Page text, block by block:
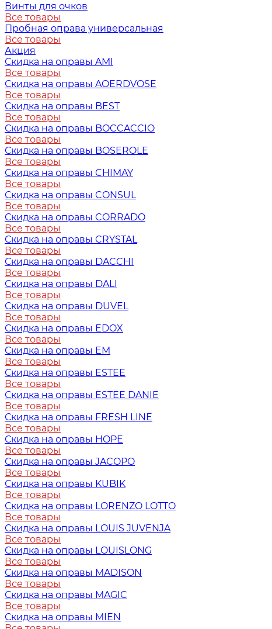
Винты для очков
Все товары
Пробная оправа универсальная
Все товары
Акция
Скидка на оправы AMI
Все товары
Скидка на оправы AOERDVOSE
Все товары
Скидка на оправы BEST
Все товары
Скидка на оправы BOCCACCIO
Все товары
Скидка на оправы BOSEROLE
Все товары
Скидка на оправы CHIMAY
Все товары
Скидка на оправы CONSUL
Все товары
Скидка на оправы CORRADO
Все товары
Скидка на оправы CRYSTAL
Все товары
Скидка на оправы DACCHI
Все товары
Скидка на оправы DALI
Все товары
Скидка на оправы DUVEL
Все товары
Скидка на оправы EDOX
Все товары
Скидка на оправы EM
Все товары
Скидка на оправы ESTEE
Все товары
Скидка на оправы ESTEE DANIE
Все товары
Скидка на оправы FRESH LINE
Все товары
Скидка на оправы HOPE
Все товары
Скидка на оправы JACOPO
Все товары
Скидка на оправы KUBIK
Все товары
Скидка на оправы LORENZO LOTTO
Все товары
Скидка на оправы LOUIS JUVENJA
Все товары
Скидка на оправы LOUISLONG
Все товары
Скидка на оправы MADISON
Все товары
Скидка на оправы MAGIC
Все товары
Скидка на оправы MIEN